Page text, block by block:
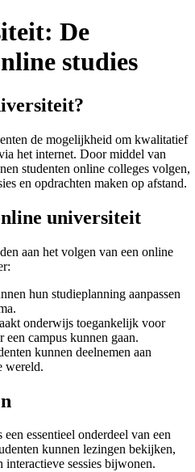
De
studies
de mogelijkheid om kwalitatief
het internet. Door middel van
studenten online colleges volgen,
en opdrachten maken op afstand.
universiteit
aan het volgen van een online
hun studieplanning aanpassen
onderwijs toegankelijk voor
een campus kunnen gaan.
kunnen deelnemen aan
wereld.
essentieel onderdeel van een
kunnen lezingen bekijken,
interactieve sessies bijwonen.